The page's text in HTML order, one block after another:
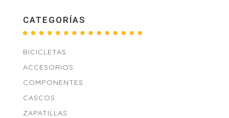
CATEGORÍAS
BICICLETAS
ACCESORIOS
COMPONENTES
CASCOS
ZAPATILLAS